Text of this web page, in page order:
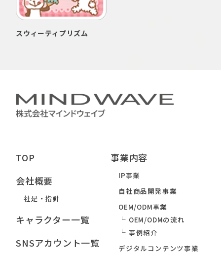
スウィーティプリズム
TOP
会社概要
社是・指針
キャラクター一覧
SNSアカウント一覧
事業内容
IP事業
自社商品開発事業
OEM/ODM事業
OEM/ODMの流れ
事例紹介
デジタルコンテンツ事業